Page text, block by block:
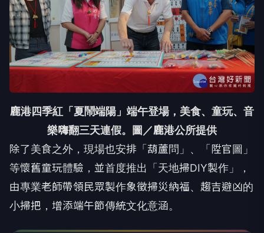
鹿港四季紅「夏鬧端陽」端午登場，美食、童玩、音
樂嗨翻三天連假。圖／鹿港公所提供
除了美食之外，現場也安排「葫蘆問」、「陞官圖」
等懷舊童玩體驗，並首度推出「天地掃DIY製作」，
由專業老師帶領民眾製作象徵掃災納福、趨吉避凶的
小掃把，增添端午節傳統文化意涵。